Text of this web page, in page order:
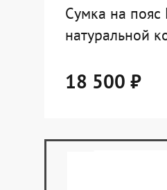
О компании
Оферта
Условия возврата
Сумка на пояс
натуральной
18 500 ₽